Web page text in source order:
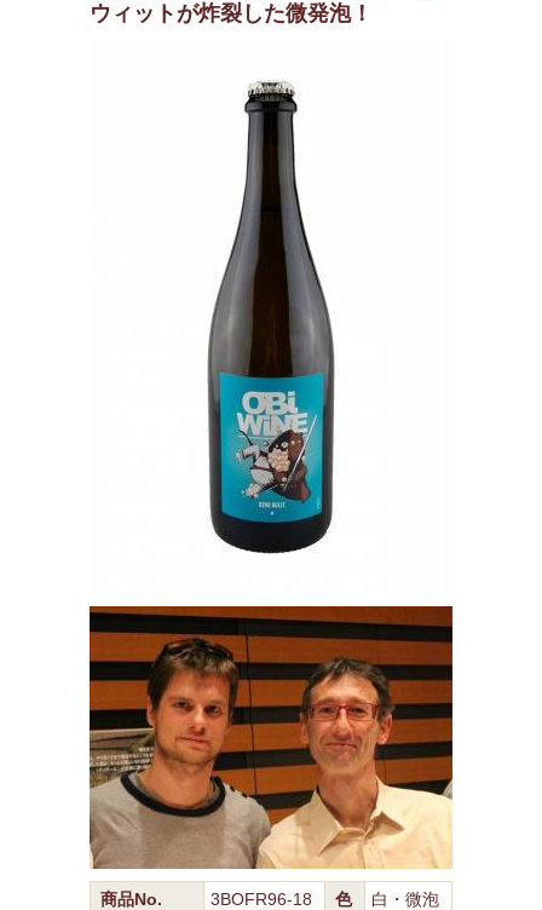
ウィットが炸裂した微発泡！
商品No. 3BOFR96-18 色
白・微泡